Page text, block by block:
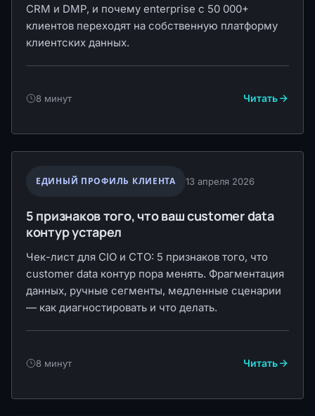
CRM и DMP, и почему enterprise с 50 000+
клиентов переходят на собственную платформу
клиентских данных.
8 минут Читать
ЕДИНЫЙ ПРОФИЛЬ КЛИЕНТА 13 апреля 2026
5 признаков того, что ваш customer data
контур устарел
Чек-лист для CIO и CTO: 5 признаков того, что
customer data контур пора менять. Фрагментация
данных, ручные сегменты, медленные сценарии
— как диагностировать и что делать.
8 минут Читать